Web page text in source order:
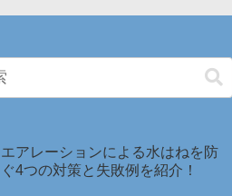
エアレーションによる水はねを防
ぐ4つの対策と失敗例を紹介！